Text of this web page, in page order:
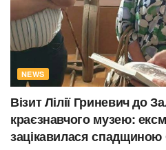
NEWS
Візит Лілії Гриневич до
краєзнавчого музею:
зацікавилася